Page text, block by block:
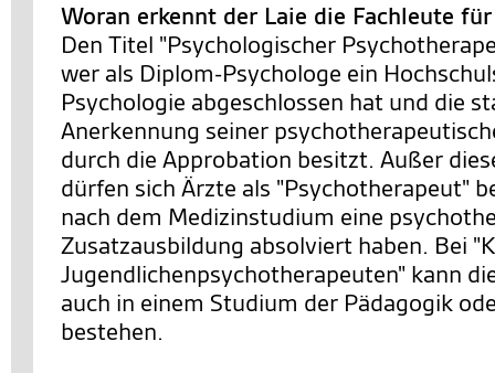
Woran erkennt der Laie die Fachleute
Den Titel "Psychologischer
wer als Diplom-Psychologe ein
Psychologie abgeschlossen hat und die
Anerkennung seiner
durch die Approbation besitzt. Außer
dürfen sich Ärzte als "Psychotherapeut"
nach dem Medizinstudium eine
Zusatzausbildung absolviert haben. Bei
Jugendlichenpsychotherapeuten" kann
auch in einem Studium der Pädagogik
bestehen.